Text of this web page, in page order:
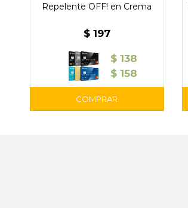
Repelente OFF! en Crema
$ 197
$ 138
$ 158